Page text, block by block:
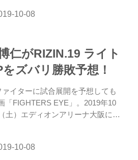
出場する選手自らが予想してくれ
不惑のクラッシャー” 川尻達也は果
≫ 見所解説 ≫ 関連動画(YouTube)
EYE／ファイターによる試
出場選手インタビュー ≫ ライト
出場選手 ダイジェスト動画 ≫ ラ
オリジナルポスター ≫ ライ
仁がRIZIN.19 ライト
ズバリ勝敗予想！
ァイターに試合展開を予想しても
「FIGHTERS EYE」。2019年10
土）エディオンアリーナ大阪にて
出場する選手自らが予想してくれ
サカボ・マスター” 上迫博仁は果た